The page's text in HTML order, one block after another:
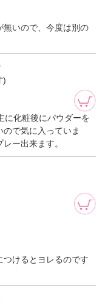
無いので、今度は別の
)
に化粧後にパウダーを
で気に入っていま
ー出来ます。
けるとヨレるのです